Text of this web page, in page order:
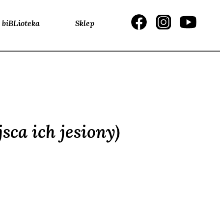
biBLioteka Sklep
ich jesiony)